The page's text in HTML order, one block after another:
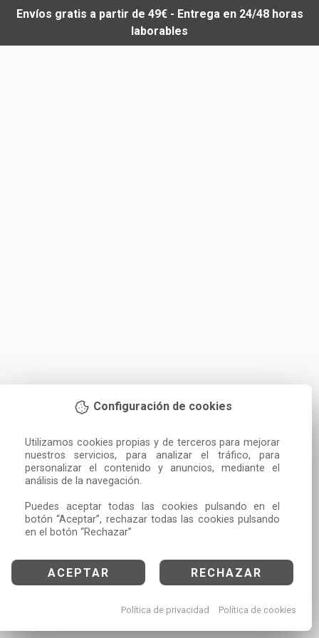
Configuración de cookies
Utilizamos cookies propias y de terceros para mejorar
nuestros servicios, para analizar el tráfico, para
personalizar el contenido y anuncios, mediante el
análisis de la navegación.
Puedes aceptar todas las cookies pulsando en el
botón “Aceptar”, rechazar todas las cookies pulsando
en el botón “Rechazar”
ACEPTAR RECHAZAR
Política de privacidad Política de cookies
Envíos gratis a partir de 49€ - Entrega en 24/48 horas
laborables